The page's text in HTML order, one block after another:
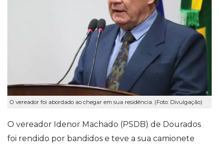
O vereador foi abordado ao chegar em sua residência. (Foto: Divulgação)
O vereador Idenor Machado (PSDB) de Dourados
foi rendido por bandidos e teve a sua camionete